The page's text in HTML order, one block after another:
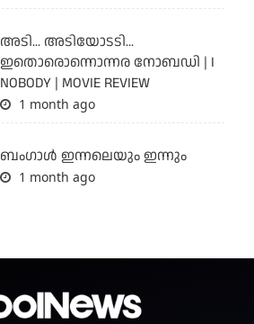
അടി... അടിയോടടി...
ഇതൊരൊന്നൊന്നര നോബഡി | I
NOBODY | MOVIE REVIEW
1 month ago
ബംഗാള്‍ ഇന്നലെയും ഇന്നും
1 month ago